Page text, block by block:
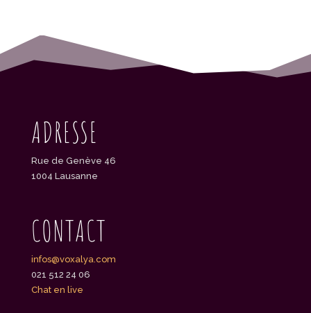
ADRESSE
Rue de Genève 46
1004 Lausanne
CONTACT
infos@voxalya.com
021 512 24 06
Chat en live